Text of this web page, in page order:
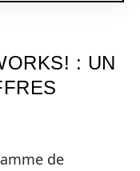
: UN
de